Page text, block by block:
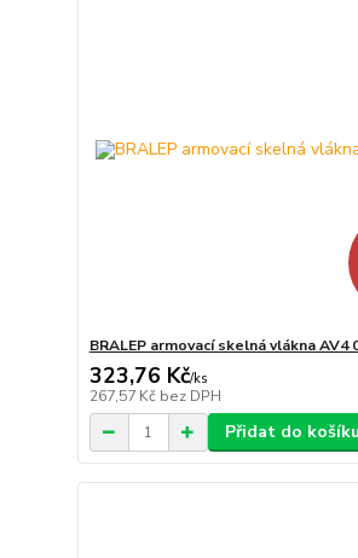
BRALEP armovací skelná vlákna AV4
323,76 Kč/ks
267,57 Kč bez DPH
Přidat do košíku